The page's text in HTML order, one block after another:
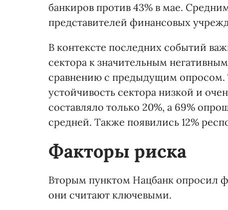
банкиров против 43% в мае.
представителей финансовых
В контексте последних событий
сектора к значительным
сравнению с предыдущим опросом.
устойчивость сектора низкой и
составляло только 20%, а 69%
средней. Также появились 12%
Факторы риска
Вторым пунктом Нацбанк опросил
они считают ключевыми.